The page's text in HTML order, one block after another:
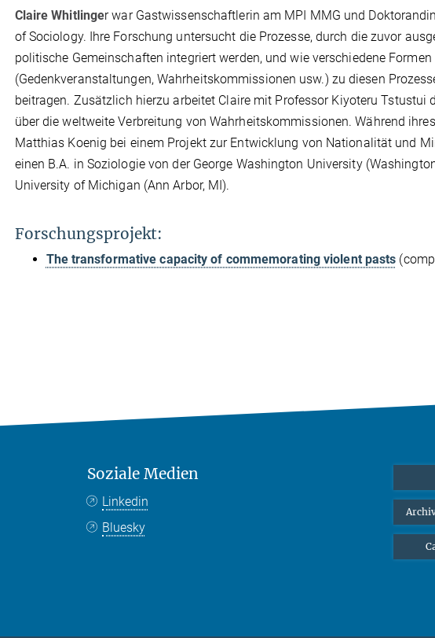
Claire Whitlinger war Gastwissenschaftlerin am MPI MMG und
of Sociology. Ihre Forschung untersucht die Prozesse, durch die zuvor
politische Gemeinschaften integriert werden, und wie verschiedene
(Gedenkveranstaltungen, Wahrheitskommissionen usw.) zu diesen
beitragen. Zusätzlich hierzu arbeitet Claire mit Professor Kiyoteru Tstustui
über die weltweite Verbreitung von Wahrheitskommissionen. Während
Matthias Koenig bei einem Projekt zur Entwicklung von Nationalität und
einen B.A. in Soziologie von der George Washington University
University of Michigan (Ann Arbor, MI).
Forschungsprojekt:
The transformative capacity of commemorating violent pasts
Soziale Medien
Linkedin
Bluesky